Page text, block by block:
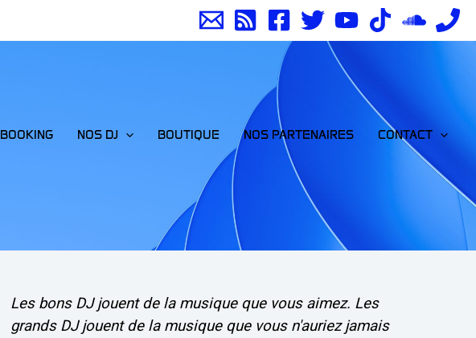
BOOKING NOS DJ BOUTIQUE NOS PARTENAIRES CONTACT
Les bons DJ jouent de la musique que vous aimez. Les
grands DJ jouent de la musique que vous n'auriez jamais